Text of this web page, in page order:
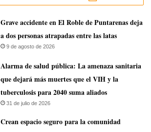
Grave accidente en El Roble de Puntarenas deja
a dos personas atrapadas entre las latas
9 de agosto de 2026
​Alarma de salud pública: La amenaza sanitaria
que dejará más muertes que el VIH y la
tuberculosis para 2040 suma aliados
31 de julio de 2026
Crean espacio seguro para la comunidad